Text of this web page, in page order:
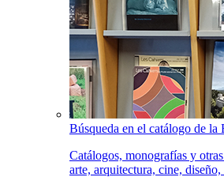
Búsqueda en el catálogo de la
Catálogos, monografías y
arte, arquitectura, cine,